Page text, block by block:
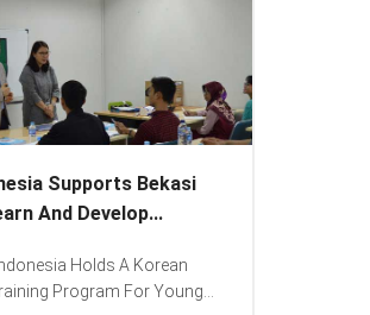
Lenovo Introduced New Brand
To Spread “Different Is Better”...
Photo : (From Left To Right) Helmy Susanto
(Consumer Lead Lenovo Indonesia), Andien